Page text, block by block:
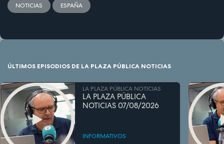
NOTICIAS ESPAÑA
ÚLTIMOS EPISODIOS DE LA PLAZA PÚBLICA NOTICIAS
LA PLAZA PÚBLICA NOTICIAS
LA PLAZA PÚBLICA
NOTICIAS 07/08/2026
INFORMATIVOS